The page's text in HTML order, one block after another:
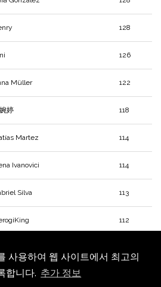
사용하여 웹 사이트에서 최고의
합니다. 추가 정보
128
126
Müller 122
婷 118
Martez 114
Ivanovici 114
Silva 113
112
Сергій